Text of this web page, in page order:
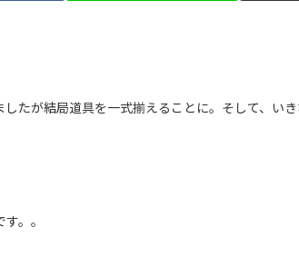
たが結局道具を一式揃えることに。そして、い
。。